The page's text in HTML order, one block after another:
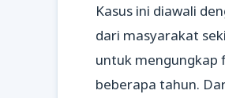
Kasus ini diawali
dari masyarakat
untuk mengungkap
beberapa tahun.